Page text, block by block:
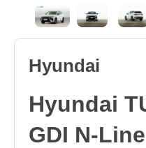
Hyundai
Hyundai
GDI N-Line